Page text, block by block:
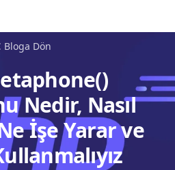
Bloga Dön
Nedir, Nasıl
İşe Yarar ve